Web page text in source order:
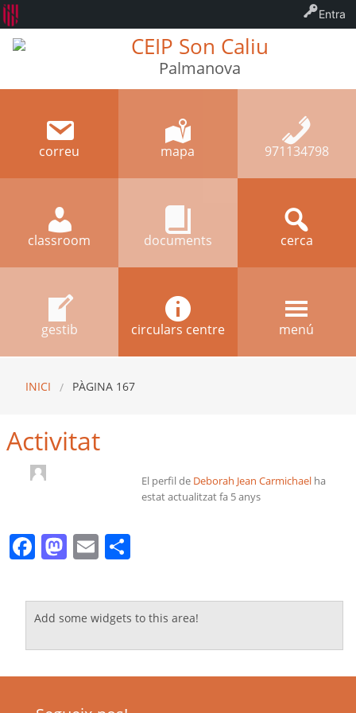
CEIP Son Caliu
Palmanova
correu mapa 971134798
classroom documents cerca
gestib circulars centre menú
INICI PÀGINA 167
Activitat
El perfil de Deborah Jean Carmichael ha
estat actualitzatfa 5 anys
Facebook
Mastodon
Email
Add some widgets to this area!
Entra